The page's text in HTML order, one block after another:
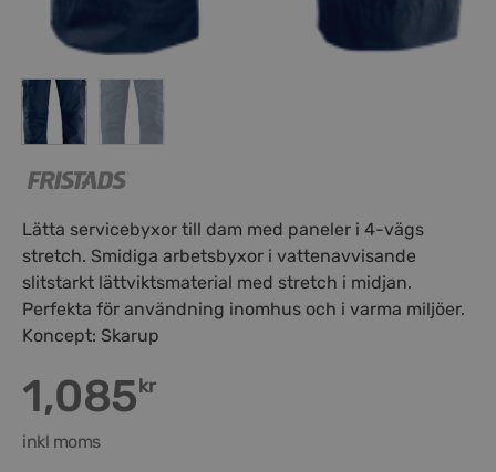
Lätta servicebyxor till dam med paneler i 4-vägs
stretch. Smidiga arbetsbyxor i vattenavvisande
slitstarkt lättviktsmaterial med stretch i midjan.
Perfekta för användning inomhus och i varma miljöer.
Koncept: Skarup
1,085kr
inkl moms